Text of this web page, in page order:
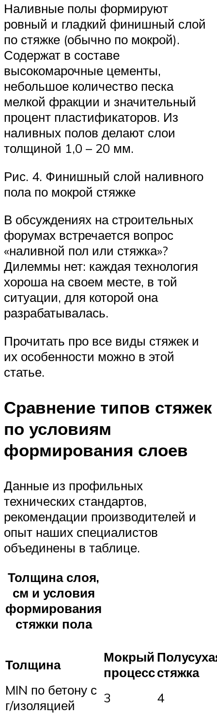
Наливные полы формируют
ровный и гладкий финишный слой
по стяжке (обычно по мокрой).
Содержат в составе
высокомарочные цементы,
небольшое количество песка
мелкой фракции и значительный
процент пластификаторов. Из
наливных полов делают слои
толщиной 1,0 – 20 мм.
Рис. 4. Финишный слой наливного
пола по мокрой стяжке
В обсуждениях на строительных
форумах встречается вопрос
«наливной пол или стяжка»?
Дилеммы нет: каждая технология
хороша на своем месте, в той
ситуации, для которой она
разрабатывалась.
Прочитать про все виды стяжек и
их особенности можно в этой
статье.
Сравнение типов стяжек
по условиям
формирования слоев
Данные из профильных
технических стандартов,
рекомендации производителей и
опыт наших специалистов
объединены в таблице.
Толщина слоя,
см и условия
формирования
стяжки пола
Толщина
Мокрый
процессстяжка
MIN по бетону с
г/изоляцией
3
4